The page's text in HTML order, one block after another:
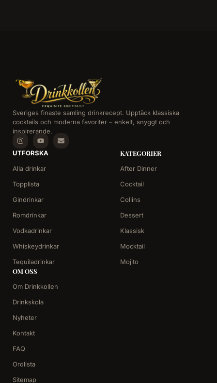
Sveriges finaste samling drinkrecept. Upptäck klassiska
cocktails och moderna favoriter – enkelt, snyggt och
inspirerande.
UTFORSKA
Alla drinkar
Topplista
Gindrinkar
Romdrinkar
Vodkadrinkar
Whiskeydrinkar
Tequiladrinkar
KATEGORIER
After Dinner
Cocktail
Collins
Dessert
Klassisk
Mocktail
Mojito
OM OSS
Om Drinkkollen
Drinkskola
Nyheter
Kontakt
FAQ
Ordlista
Sitemap